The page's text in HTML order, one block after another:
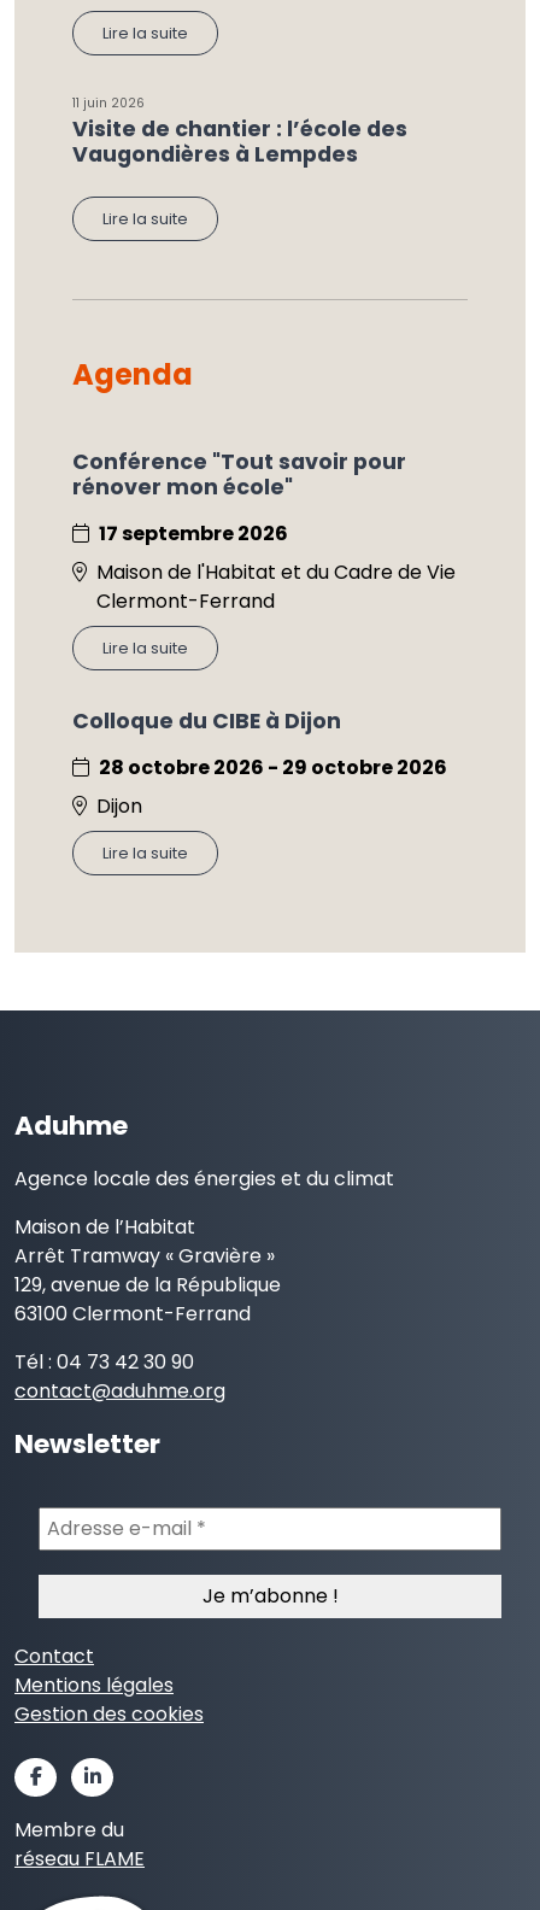
Lire la suite
11 juin 2026
Visite de chantier : l’école des
Vaugondières à Lempdes
Lire la suite
Agenda
Conférence "Tout savoir pour
rénover mon école"
17 septembre 2026
Maison de l'Habitat et du Cadre de Vie
Clermont-Ferrand
Lire la suite
Colloque du CIBE à Dijon
28 octobre 2026 - 29 octobre 2026
Dijon
Lire la suite
Aduhme
Agence locale des énergies et du climat
Maison de l’Habitat
Arrêt Tramway « Gravière »
129, avenue de la République
63100 Clermont-Ferrand
Tél : 04 73 42 30 90
contact@aduhme.org
Newsletter
Adresse
e-
mail
Contact
Mentions légales
Gestion des cookies
Membre du
réseau FLAME